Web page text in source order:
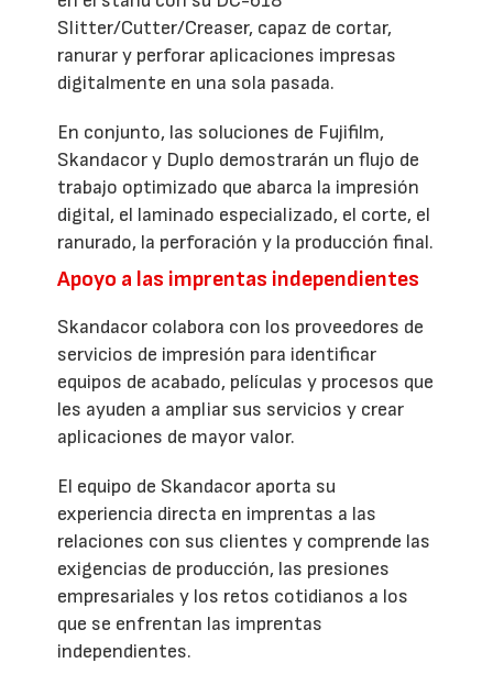
Slitter/Cutter/Creaser, capaz de cortar,
ranurar y perforar aplicaciones impresas
digitalmente en una sola pasada.
En conjunto, las soluciones de Fujifilm,
Skandacor y Duplo demostrarán un flujo de
trabajo optimizado que abarca la impresión
digital, el laminado especializado, el corte, el
ranurado, la perforación y la producción final.
Apoyo a las imprentas independientes
Skandacor colabora con los proveedores de
servicios de impresión para identificar
equipos de acabado, películas y procesos que
les ayuden a ampliar sus servicios y crear
aplicaciones de mayor valor.
El equipo de Skandacor aporta su
experiencia directa en imprentas a las
relaciones con sus clientes y comprende las
exigencias de producción, las presiones
empresariales y los retos cotidianos a los
que se enfrentan las imprentas
independientes.